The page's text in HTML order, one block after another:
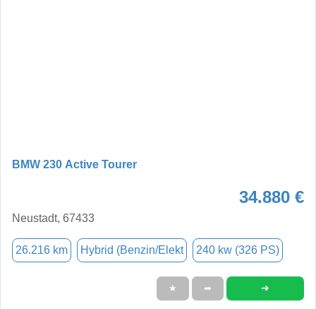
BMW 230 Active Tourer
34.880 €
Neustadt, 67433
26.216 km Hybrid (Benzin/Elekt 240 kw (326 PS)
★ ➦ ➜